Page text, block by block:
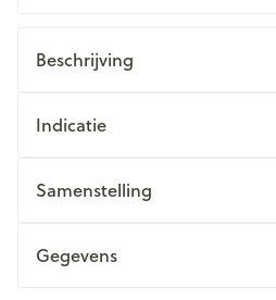
Beschrijving
Indicatie
Samenstelling
Gegevens